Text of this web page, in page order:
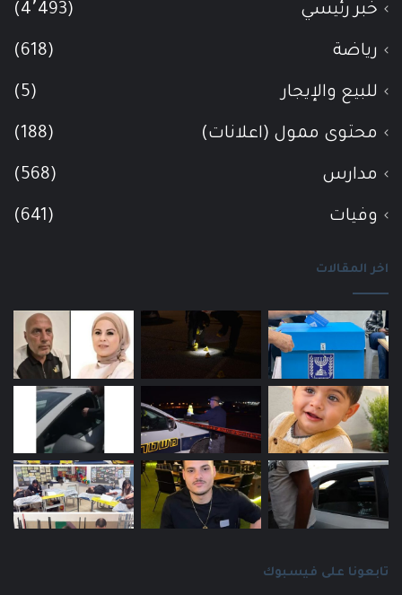
خبر رئيسي (4٬493)
رياضة (618)
للبيع والإيجار (5)
محتوى ممول (اعلانات) (188)
مدارس (568)
وفيات (641)
اخر المقالات
تابعونا على فيسبوك